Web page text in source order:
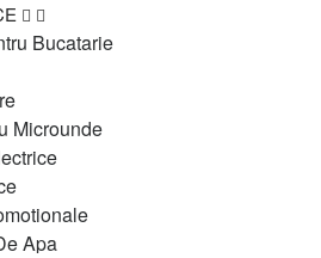
Bucatarie
Microunde
Apa